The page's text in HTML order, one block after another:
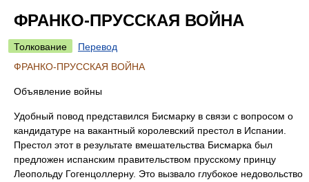
ФРАНКО-ПРУССКАЯ ВОЙНА
Толкование
Перевод
ФРАНКО-ПРУССКАЯ ВОЙНА
Объявление войны
Удобный повод представился Бисмарку в связи с вопросом о
кандидатуре на вакантный королевский престол в Испании.
Престол этот в результате вмешательства Бисмарка был
предложен испанским правительством прусскому принцу
Леопольду Гогенцоллерну. Это вызвало глубокое недовольство